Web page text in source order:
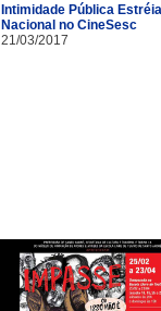
Intimidade Pública Estréia
Nacional no CineSesc
21/03/2017